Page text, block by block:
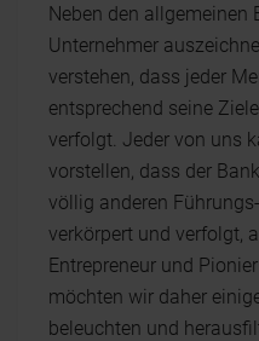
Neben den allgemeinen
Unternehmer
verstehen, dass jeder
entsprechend seine
verfolgt. Jeder von uns
vorstellen, dass der
völlig anderen
verkörpert und verfolgt,
Entrepreneur und Pionier
möchten wir daher
beleuchten und